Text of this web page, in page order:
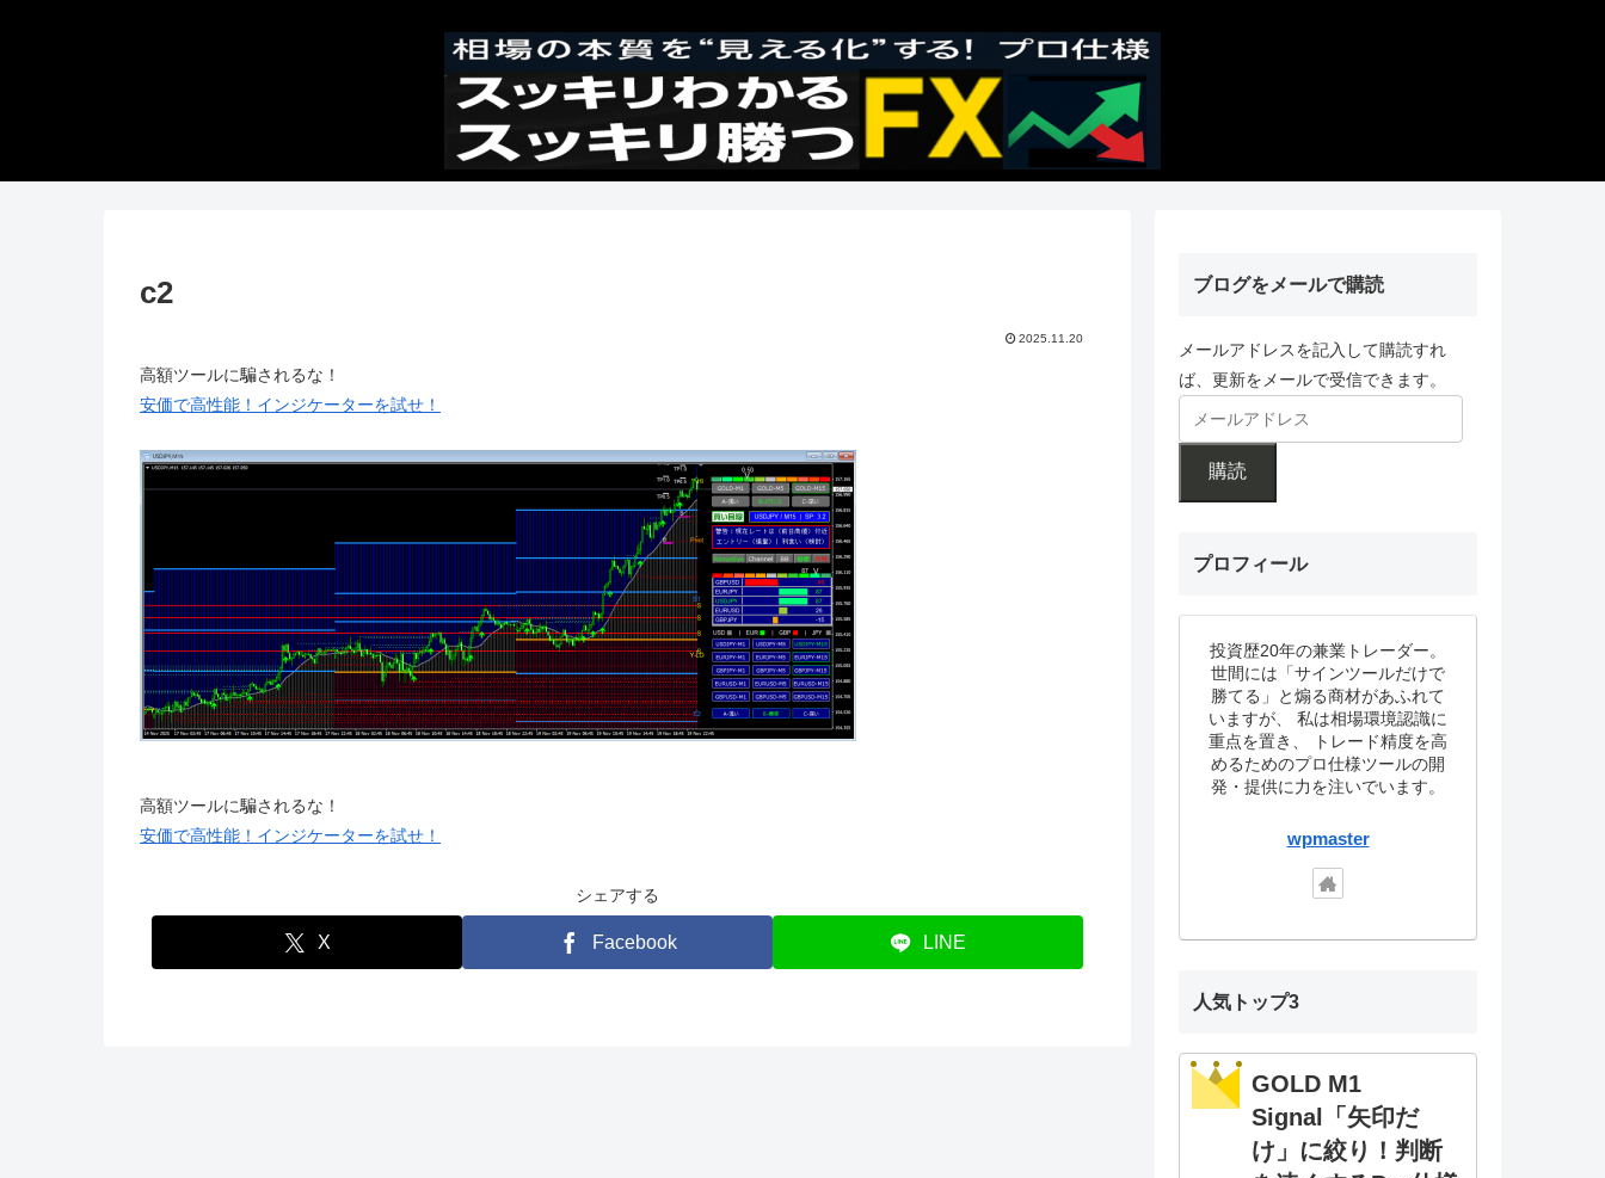
c2
2025.11.20
高額ツールに騙されるな！
安価で高性能！インジケーターを試せ！
高額ツールに騙されるな！
安価で高性能！インジケーターを試せ！
シェアする
X Facebook LINE
ブログをメールで購読
メールアドレスを記入して購読すれ
ば、更新をメールで受信できます。
購読
プロフィール
投資歴20年の兼業トレーダー。
世間には「サインツールだけで
勝てる」と煽る商材があふれて
いますが、 私は相場環境認識に
重点を置き、 トレード精度を高
めるためのプロ仕様ツールの開
発・提供に力を注いでいます。
wpmaster
人気トップ3
GOLD M1
Signal「矢印だ
け」に絞り！判断